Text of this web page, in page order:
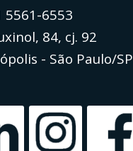
5561-6553
84, cj. 92
- São Paulo/SP